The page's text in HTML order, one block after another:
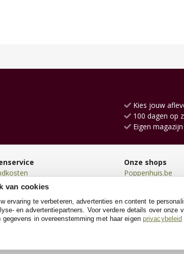
Kies jouw
100 dagen op
Eigen
Onze shops
Poppenhuis.be
Loopauto.be
SpeeltentXL.be
van cookies
ervaring te verbeteren, advertenties en content te
en advertentiepartners. Voor verdere details over onze
in overeenstemming met haar eigen privacybeleid